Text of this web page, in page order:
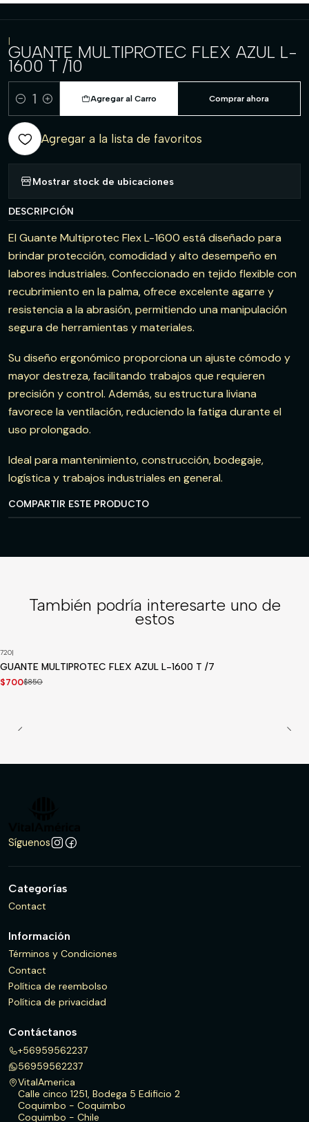
|
GUANTE MULTIPROTEC FLEX AZUL L-
1600 T /10
Cantidad
Agregar al Carro Comprar ahora
Agregar a la lista de favoritos
Mostrar stock de ubicaciones
DESCRIPCIÓN
El Guante Multiprotec Flex L-1600 está diseñado para
brindar protección, comodidad y alto desempeño en
labores industriales. Confeccionado en tejido flexible con
recubrimiento en la palma, ofrece excelente agarre y
resistencia a la abrasión, permitiendo una manipulación
segura de herramientas y materiales.
Su diseño ergonómico proporciona un ajuste cómodo y
mayor destreza, facilitando trabajos que requieren
precisión y control. Además, su estructura liviana
favorece la ventilación, reduciendo la fatiga durante el
uso prolongado.
Ideal para mantenimiento, construcción, bodegaje,
logística y trabajos industriales en general.
COMPARTIR ESTE PRODUCTO
También podría interesarte uno de
estos
720|
GUANTE MULTIPROTEC FLEX AZUL L-1600 T /7
$700$850
Síguenos
Categorías
Contact
Información
Términos y Condiciones
Contact
Política de reembolso
Política de privacidad
Contáctanos
+56959562237
56959562237
VitalAmerica
Calle cinco 1251, Bodega 5 Edificio 2
Coquimbo - Coquimbo
Coquimbo - Chile